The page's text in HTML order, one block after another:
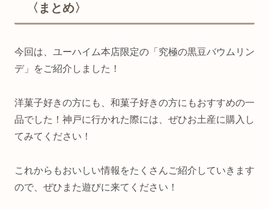
〈まとめ〉
今回は、ユーハイム本店限定の「究極の黒豆バウムリン
デ」をご紹介しました！
洋菓子好きの方にも、和菓子好きの方にもおすすめの一
品でした！神戸に行かれた際には、ぜひお土産に購入し
てみてください！
これからもおいしい情報をたくさんご紹介していきます
ので、ぜひまた遊びに来てください！